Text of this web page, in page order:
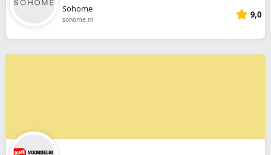
Sohome
sohome.nl 9,0